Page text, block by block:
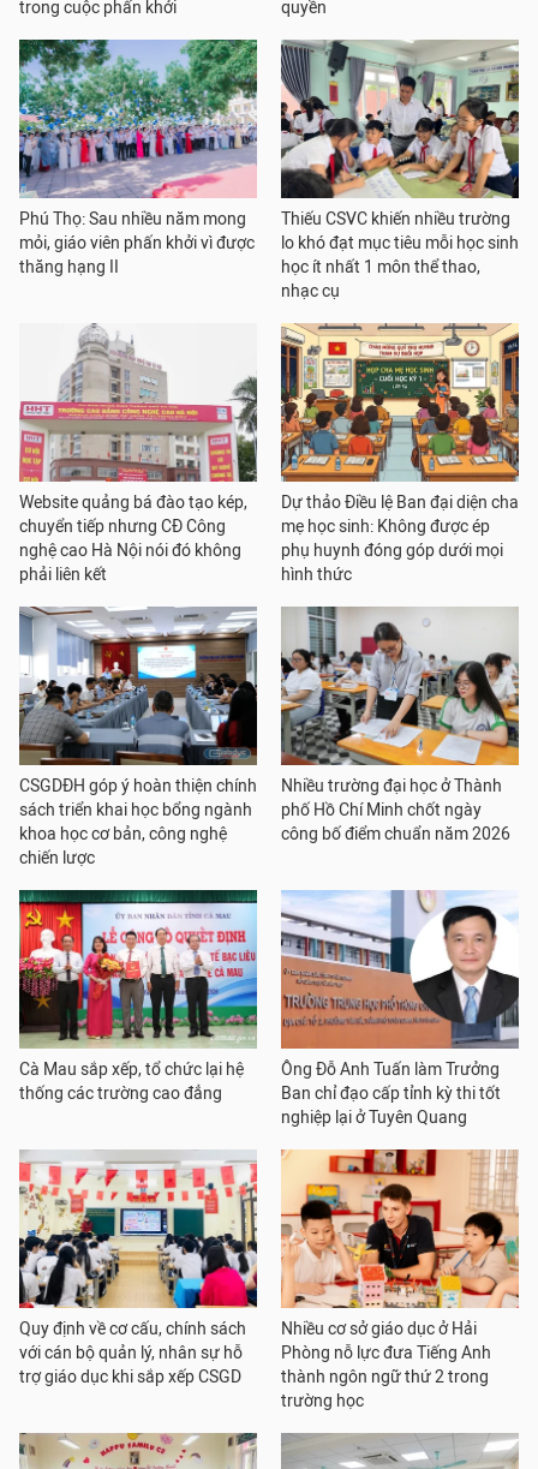
trong cuộc phấn khởi quyền
Phú Thọ: Sau nhiều năm mong
mỏi, giáo viên phấn khởi vì được
thăng hạng II
Thiếu CSVC khiến nhiều trường
lo khó đạt mục tiêu mỗi học sinh
học ít nhất 1 môn thể thao,
nhạc cụ
Website quảng bá đào tạo kép,
chuyển tiếp nhưng CĐ Công
nghệ cao Hà Nội nói đó không
phải liên kết
Dự thảo Điều lệ Ban đại diện cha
mẹ học sinh: Không được ép
phụ huynh đóng góp dưới mọi
hình thức
CSGDĐH góp ý hoàn thiện chính
sách triển khai học bổng ngành
khoa học cơ bản, công nghệ
chiến lược
Nhiều trường đại học ở Thành
phố Hồ Chí Minh chốt ngày
công bố điểm chuẩn năm 2026
Cà Mau sắp xếp, tổ chức lại hệ
thống các trường cao đẳng
Ông Đỗ Anh Tuấn làm Trưởng
Ban chỉ đạo cấp tỉnh kỳ thi tốt
nghiệp lại ở Tuyên Quang
Quy định về cơ cấu, chính sách
với cán bộ quản lý, nhân sự hỗ
trợ giáo dục khi sắp xếp CSGD
Nhiều cơ sở giáo dục ở Hải
Phòng nỗ lực đưa Tiếng Anh
thành ngôn ngữ thứ 2 trong
trường học